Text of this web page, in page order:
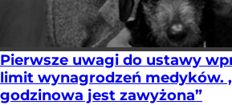
Pierwsze uwagi do ustawy
limit wynagrodzeń medyków.
godzinowa jest zawyżona”